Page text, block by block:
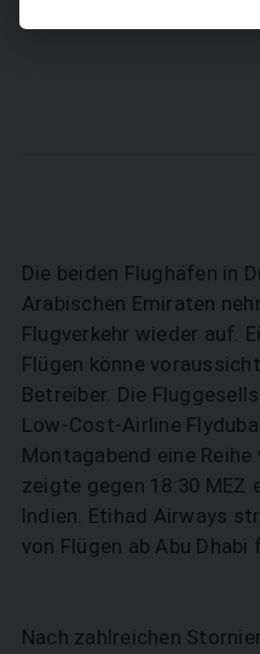
Die beiden Flughäfen in
Arabischen Emiraten
Flugverkehr wieder auf.
Flügen könne
Betreiber. Die
Low-Cost-Airline
Montagabend eine
zeigte gegen 18:30 MEZ
Indien. Etihad Airways
von Flügen ab Abu Dhabi
Nach zahlreichen